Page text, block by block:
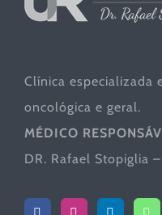
Clínica especializada
oncológica e geral.
MÉDICO
DR. Rafael Stopiglia